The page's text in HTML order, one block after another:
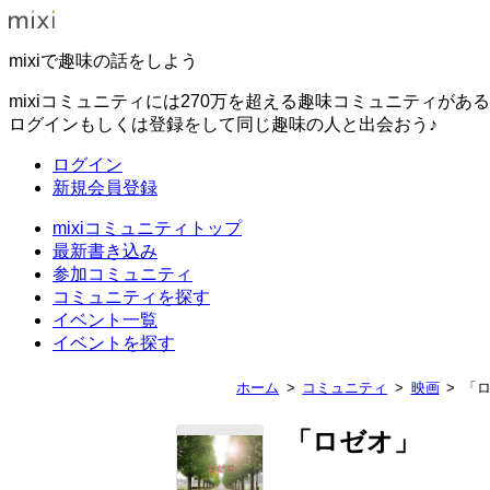
mixiで趣味の話をしよう
mixiコミュニティには270万を超える趣味コミュニティがある
ログインもしくは登録をして同じ趣味の人と出会おう♪
ログイン
新規会員登録
mixiコミュニティトップ
最新書き込み
参加コミュニティ
コミュニティを探す
イベント一覧
イベントを探す
ホーム コミュニティ 映画 「
「ロゼオ」